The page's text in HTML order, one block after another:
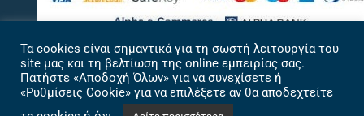
Τα cookies είναι σημαντικά για τη σωστή λειτουργία του
site μας και τη βελτίωση της online εμπειρίας σας.
Πατήστε «Αποδοχή Όλων» για να συνεχίσετε ή
«Ρυθμίσεις Cookie» για να επιλέξετε αν θα αποδεχτείτε